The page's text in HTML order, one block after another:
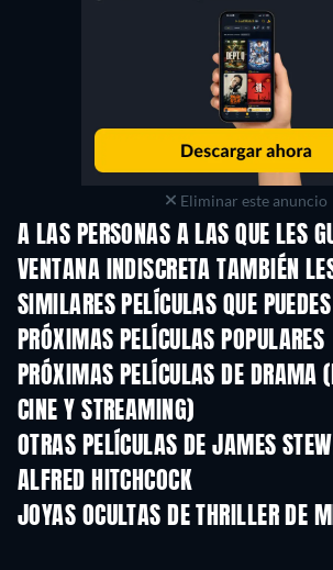
Eliminar este anuncio
A LAS PERSONAS A LAS QUE LES
VENTANA INDISCRETA TAMBIÉN
SIMILARES PELÍCULAS QUE
PRÓXIMAS PELÍCULAS POPULARES
PRÓXIMAS PELÍCULAS DE DRAMA
CINE Y STREAMING)
OTRAS PELÍCULAS DE JAMES
ALFRED HITCHCOCK
JOYAS OCULTAS DE THRILLER DE
TV